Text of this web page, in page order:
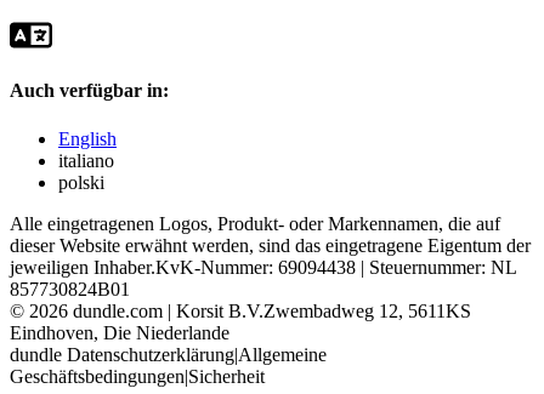
Auch verfügbar in:
English
italiano
polski
Alle eingetragenen Logos, Produkt- oder Markennamen, die auf
dieser Website erwähnt werden, sind das eingetragene Eigentum der
jeweiligen Inhaber.KvK-Nummer: 69094438 | Steuernummer: NL
857730824B01
© 2026 dundle.com | Korsit B.V.Zwembadweg 12, 5611KS
Eindhoven, Die Niederlande
dundle Datenschutzerklärung|Allgemeine
Geschäftsbedingungen|Sicherheit